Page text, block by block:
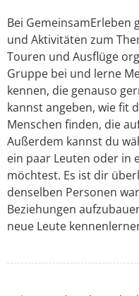
Bei GemeinsamErleben
und Aktivitäten zum
Touren und Ausflüge
Gruppe bei und lerne
kennen, die genauso
kannst angeben, wie fit
Menschen finden, die
Außerdem kannst du
ein paar Leuten oder in
möchtest. Es ist dir
denselben Personen
Beziehungen
neue Leute